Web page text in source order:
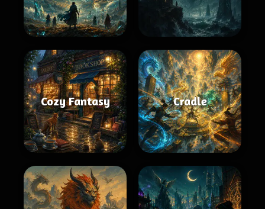
Cozy Fantasy Cradle